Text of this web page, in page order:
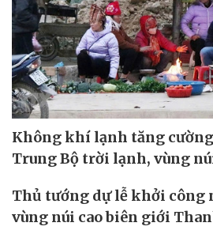
Không khí lạnh tăng cường,
Trung Bộ trời lạnh, vùng
Thủ tướng dự lễ khởi công
vùng núi cao biên giới